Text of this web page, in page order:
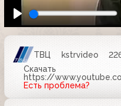
ТВЦ kstrvideo
Скачать
https://
Есть проблема?